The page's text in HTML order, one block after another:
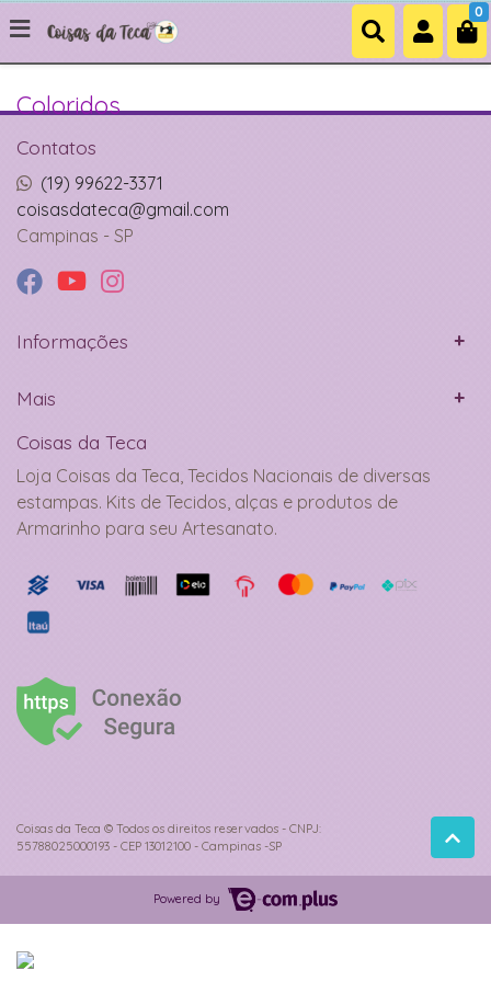
0
Coloridos
Contatos
(19) 99622-3371
coisasdateca@gmail.com
Campinas - SP
Informações
Mais
Coisas da Teca
Loja Coisas da Teca, Tecidos Nacionais de diversas
estampas. Kits de Tecidos, alças e produtos de
Armarinho para seu Artesanato.
Coisas da Teca © Todos os direitos reservados - CNPJ:
55788025000193 - CEP 13012100 - Campinas -SP
Powered by